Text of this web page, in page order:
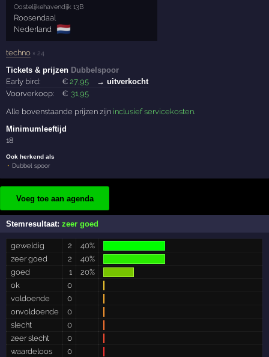
Oostelijkehavendijk 13B
Roosendaal
Nederland
🇳🇱
techno × 24
Tickets & prijzen Dubbelspoor
Early bird:
€27,95
→ uitverkocht
Voorverkoop:
€ 31,95
Alle bovenstaande prijzen zijn inclusief servicekosten
Minimumleeftijd
18
Ook herkend als
Dubbel spoor
Voeg toe aan agenda
Stemresultaat:zeer goed
geweldig 2
40%
zeer goed
2
40%
goed
1
20%
ok
0
voldoende
0
onvoldoende
0
slecht
0
zeer slecht
0
waardeloos
0